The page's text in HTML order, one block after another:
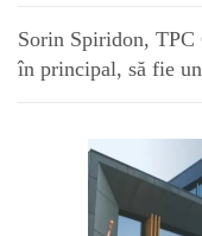
Sorin Spiridon, TPC
în principal, să fie